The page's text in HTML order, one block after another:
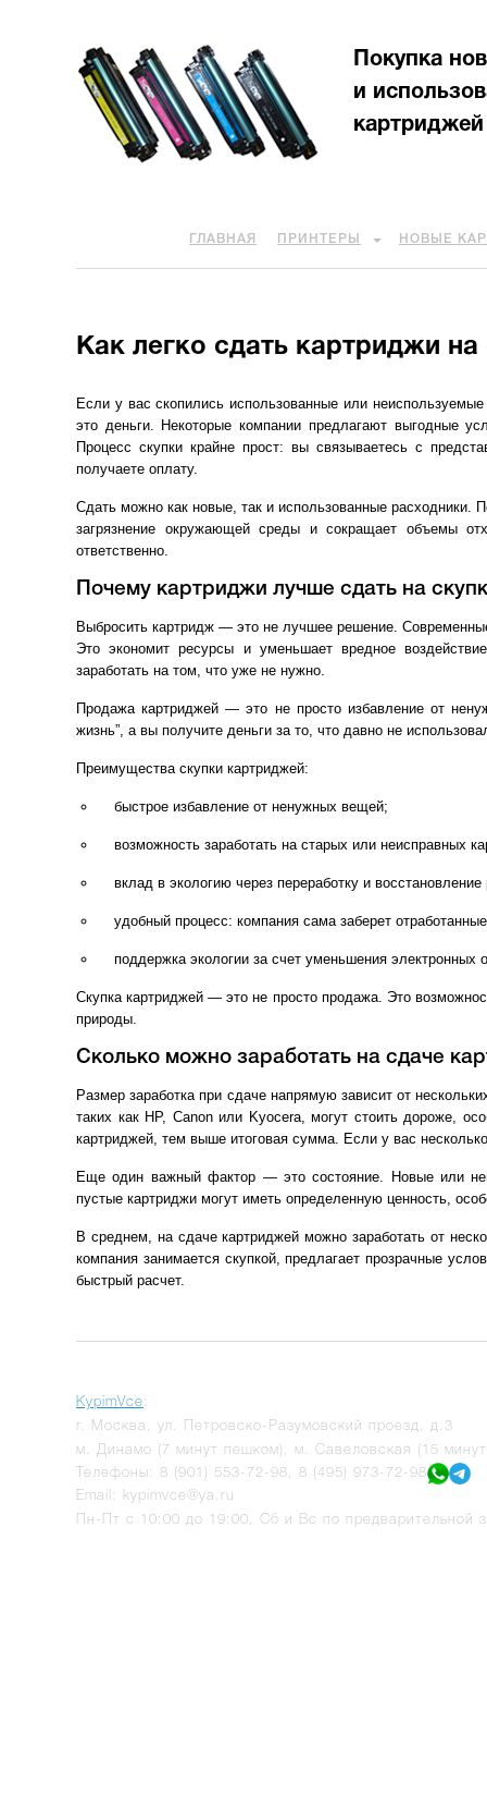
Покупка
и
картриджей
ГЛАВНАЯ ПРИНТЕРЫ НОВЫЕ
Как легко сдать картриджи на
Если у вас скопились использованные или
это деньги. Некоторые компании предлагают выгодные
Процесс скупки крайне прост: вы связываетесь с
получаете оплату.
Сдать можно как новые, так и использованные расходники.
загрязнение окружающей среды и сокращает объемы
ответственно.
Почему картриджи лучше сдать на
Выбросить картридж — это не лучшее решение.
Это экономит ресурсы и уменьшает вредное
заработать на том, что уже не нужно.
Продажа картриджей — это не просто избавление от
жизнь”, а вы получите деньги за то, что давно не
Преимущества скупки картриджей:
быстрое избавление от ненужных вещей;
возможность заработать на старых или неисправных
вклад в экологию через переработку и восстановление
удобный процесс: компания сама заберет
поддержка экологии за счет уменьшения электронных
Скупка картриджей — это не просто продажа. Это
природы.
Сколько можно заработать на сдаче
Размер заработка при сдаче напрямую зависит от
таких как HP, Canon или Kyocera, могут стоить дороже,
картриджей, тем выше итоговая сумма. Если у вас
Еще один важный фактор — это состояние. Новые или
пустые картриджи могут иметь определенную ценность,
В среднем, на сдаче картриджей можно заработать от
компания занимается скупкой, предлагает прозрачные
быстрый расчет.
KypimVce:
г.
Москва
ул. Петровско-Разумовский проезд, д.3
м. Динамо (7 минут пешком), м. Савеловская (15
Телефоны: 8 (901) 553-72-98
8 (495) 973-72-98
Email: kypimvce@ya.ru
Пн-Пт с 10:00 до 19:00, Сб и Вс по предварительной